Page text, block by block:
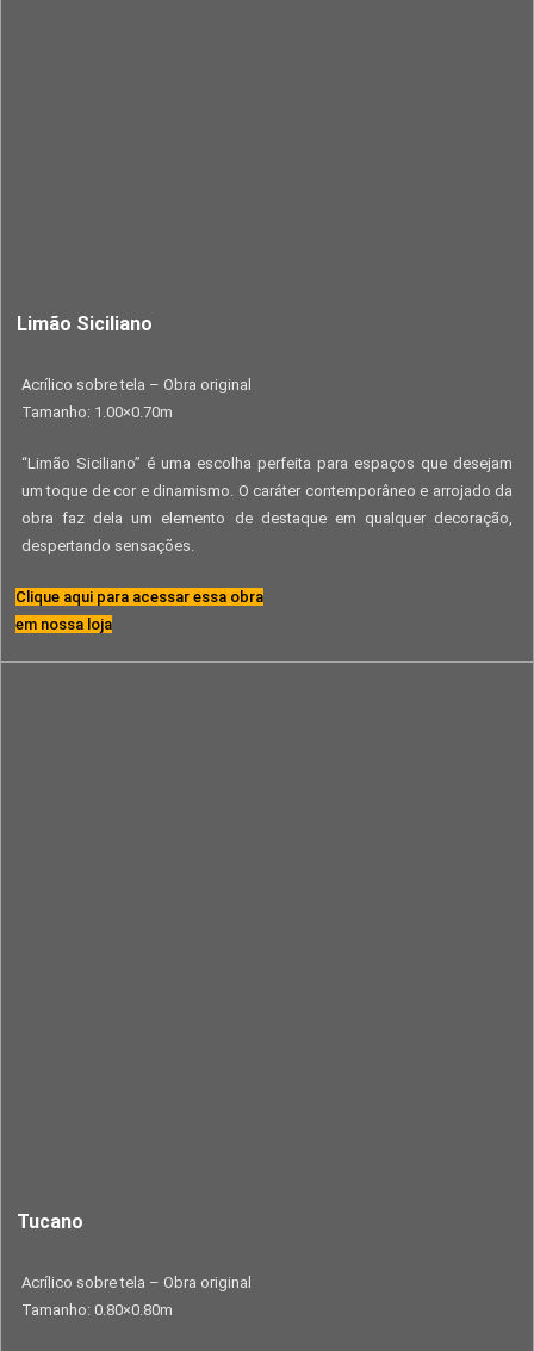
Limão Siciliano
Acrílico sobre tela – Obra original
Tamanho: 1.00×0.70m
“Limão Siciliano” é uma escolha perfeita para espaços que desejam
um toque de cor e dinamismo. O caráter contemporâneo e arrojado da
obra faz dela um elemento de destaque em qualquer decoração,
despertando sensações.
Clique aqui para acessar essa obra
em nossa loja
Tucano
Acrílico sobre tela – Obra original
Tamanho: 0.80×0.80m